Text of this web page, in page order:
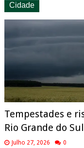
Cidade
Tempestades e
Rio Grande do Sul
Julho 27, 2026 0